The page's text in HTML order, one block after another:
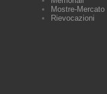
Mostre-Mercato
Rievocazioni